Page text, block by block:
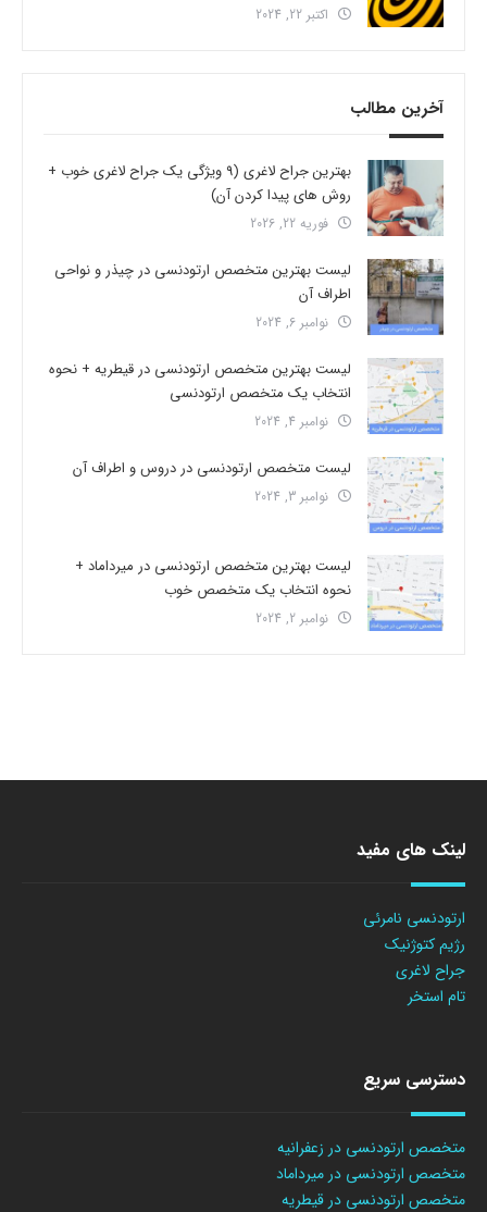
اکتبر 22, 2024
آخرین مطالب
بهترین جراح لاغری (9 ویژگی یک جراح لاغری خوب +
روش های پیدا کردن آن)
فوریه 22, 2026
لیست بهترین متخصص ارتودنسی در چیذر و نواحی
اطراف آن
نوامبر 6, 2024
لیست بهترین متخصص ارتودنسی در قیطریه + نحوه
انتخاب یک متخصص ارتودنسی
نوامبر 4, 2024
لیست متخصص ارتودنسی در دروس و اطراف آن
نوامبر 3, 2024
لیست بهترین متخصص ارتودنسی در میرداماد +
نحوه انتخاب یک متخصص خوب
نوامبر 2, 2024
لینک های مفید
ارتودنسی نامرئی
رژیم کتوژنیک
جراح لاغری
تام استخر
دسترسی سریع
متخصص ارتودنسی در زعفرانیه
متخصص ارتودنسی در میرداماد
متخصص ارتودنسی در قیطریه